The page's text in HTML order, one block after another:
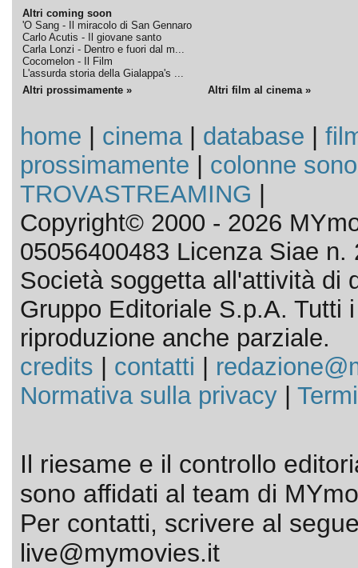
Altri coming soon
'O Sang - Il miracolo di San Gennaro
Carlo Acutis - Il giovane santo
Carla Lonzi - Dentro e fuori dal m...
Cocomelon - Il Film
L'assurda storia della Gialappa's ...
Altri prossimamente » Altri film al cinema »
home cinema| database
prossimamente
colonne
TROVASTREAMING
Copyright© 2000 - 2026
05056400483 Licenza Siae n.
Società soggetta all'attività di
Gruppo Editoriale S.p.A. Tutti
riproduzione anche parziale.
credits
contatti
Normativa sulla privacy|
Il riesame e il controllo
sono affidati al team di
Per contatti, scrivere al
live@mymovies.it